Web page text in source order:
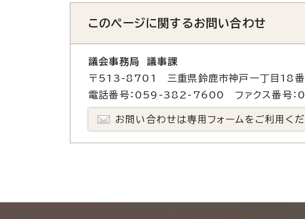
このページに関するお問い合わせ
議会事務局 議事課
〒513-8701 三重県鈴鹿市神戸一丁目18
電話番号：059-382-7600 ファクス番号
お問い合わせは専用フォームをご利用くだ